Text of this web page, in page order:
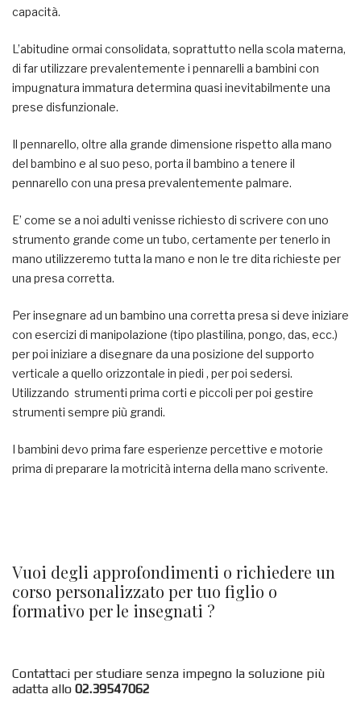
capacità.
L’abitudine ormai consolidata, soprattutto nella scola materna,
di far utilizzare prevalentemente i pennarelli a bambini con
impugnatura immatura determina quasi inevitabilmente una
prese disfunzionale.
Il pennarello, oltre alla grande dimensione rispetto alla mano
del bambino e al suo peso, porta il bambino a tenere il
pennarello con una presa prevalentemente palmare.
E’ come se a noi adulti venisse richiesto di scrivere con uno
strumento grande come un tubo, certamente per tenerlo in
mano utilizzeremo tutta la mano e non le tre dita richieste per
una presa corretta.
Per insegnare ad un bambino una corretta presa si deve iniziare
con esercizi di manipolazione (tipo plastilina, pongo, das, ecc.)
per poi iniziare a disegnare da una posizione del supporto
verticale a quello orizzontale in piedi , per poi sedersi.
Utilizzando strumenti prima corti e piccoli per poi gestire
strumenti sempre più grandi.
I bambini devo prima fare esperienze percettive e motorie
prima di preparare la motricità interna della mano scrivente.
Vuoi degli approfondimenti o richiedere un
corso personalizzato per tuo figlio o
formativo per le insegnati ?
Contattaci per studiare senza impegno la soluzione più
adatta allo 02.39547062